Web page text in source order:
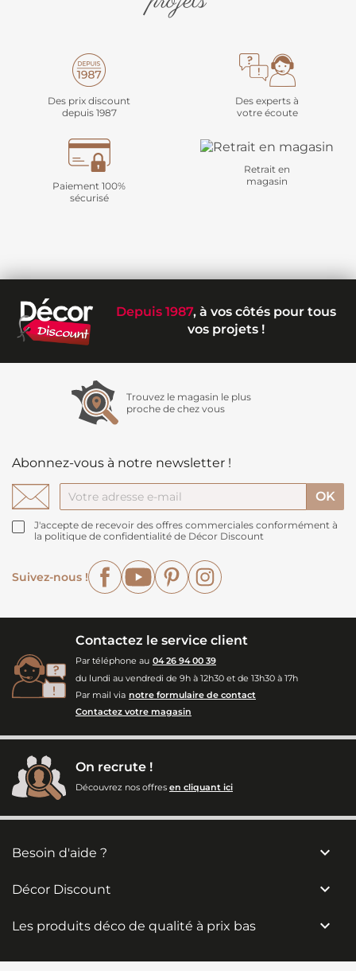
Des prix discount
depuis 1987
Des experts à
votre écoute
Paiement 100%
sécurisé
Retrait en
magasin
Depuis 1987, à vos côtés pour tous
vos projets !
Trouvez le magasin le plus
proche de chez vous
Abonnez-vous à notre newsletter !
J'accepte de recevoir des offres commerciales conformément à
la politique de confidentialité de Décor Discount
Suivez-nous !
FacebookYouTubePinterest
Contactez le service client
Par téléphone au 04 26 94 00 39
du lundi au vendredi de 9h à 12h30 et de 13h30 à 17h
Par mail via notre formulaire de contact
Contactez votre magasin
On recrute !
Découvrez nos offres en cliquant ici
Besoin d'aide ? 
Décor Discount 
Les produits déco de qualité à prix bas 